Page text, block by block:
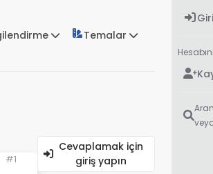
Temalar
#1
Cevaplamak için
giriş yapın